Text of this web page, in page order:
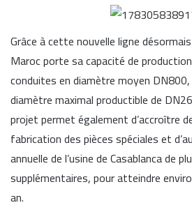
Grâce à cette nouvelle ligne
Maroc porte sa capacité de
conduites en diamètre moyen
diamètre maximal productible de
projet permet également d’accroître
fabrication des pièces spéciales et
annuelle de l’usine de Casablanca de
supplémentaires, pour atteindre
an.